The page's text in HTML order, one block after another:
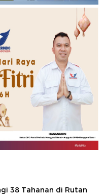
38 Tahanan di Rutan